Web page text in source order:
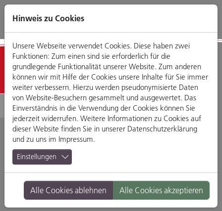
Direkt
zum
Zum
Hauptmenü
Zum
Footermenü
Zur
Website-
Detailansicht
Dragonbirds
Engelburgergasse 18, 93047 Regensburg
Branche: Restaurants & Gasthäuser
Standort: Altstadt
Hinweis zu Cookies
Unsere Webseite verwendet Cookies. Diese haben zwei
Funktionen: Zum einen sind sie erforderlich für die
grundlegende Funktionalität unserer Website. Zum anderen
können wir mit Hilfe der Cookies unsere Inhalte für Sie immer
weiter verbessern. Hierzu werden pseudonymisierte Daten
von Website-Besuchern gesammelt und ausgewertet. Das
Einverständnis in die Verwendung der Cookies können Sie
jederzeit widerrufen. Weitere Informationen zu Cookies auf
dieser Website finden Sie in unserer Datenschutzerklärung
und zu uns im Impressum.
Einstellungen
Alle Cookies ablehnen Alle Cookies akzeptieren